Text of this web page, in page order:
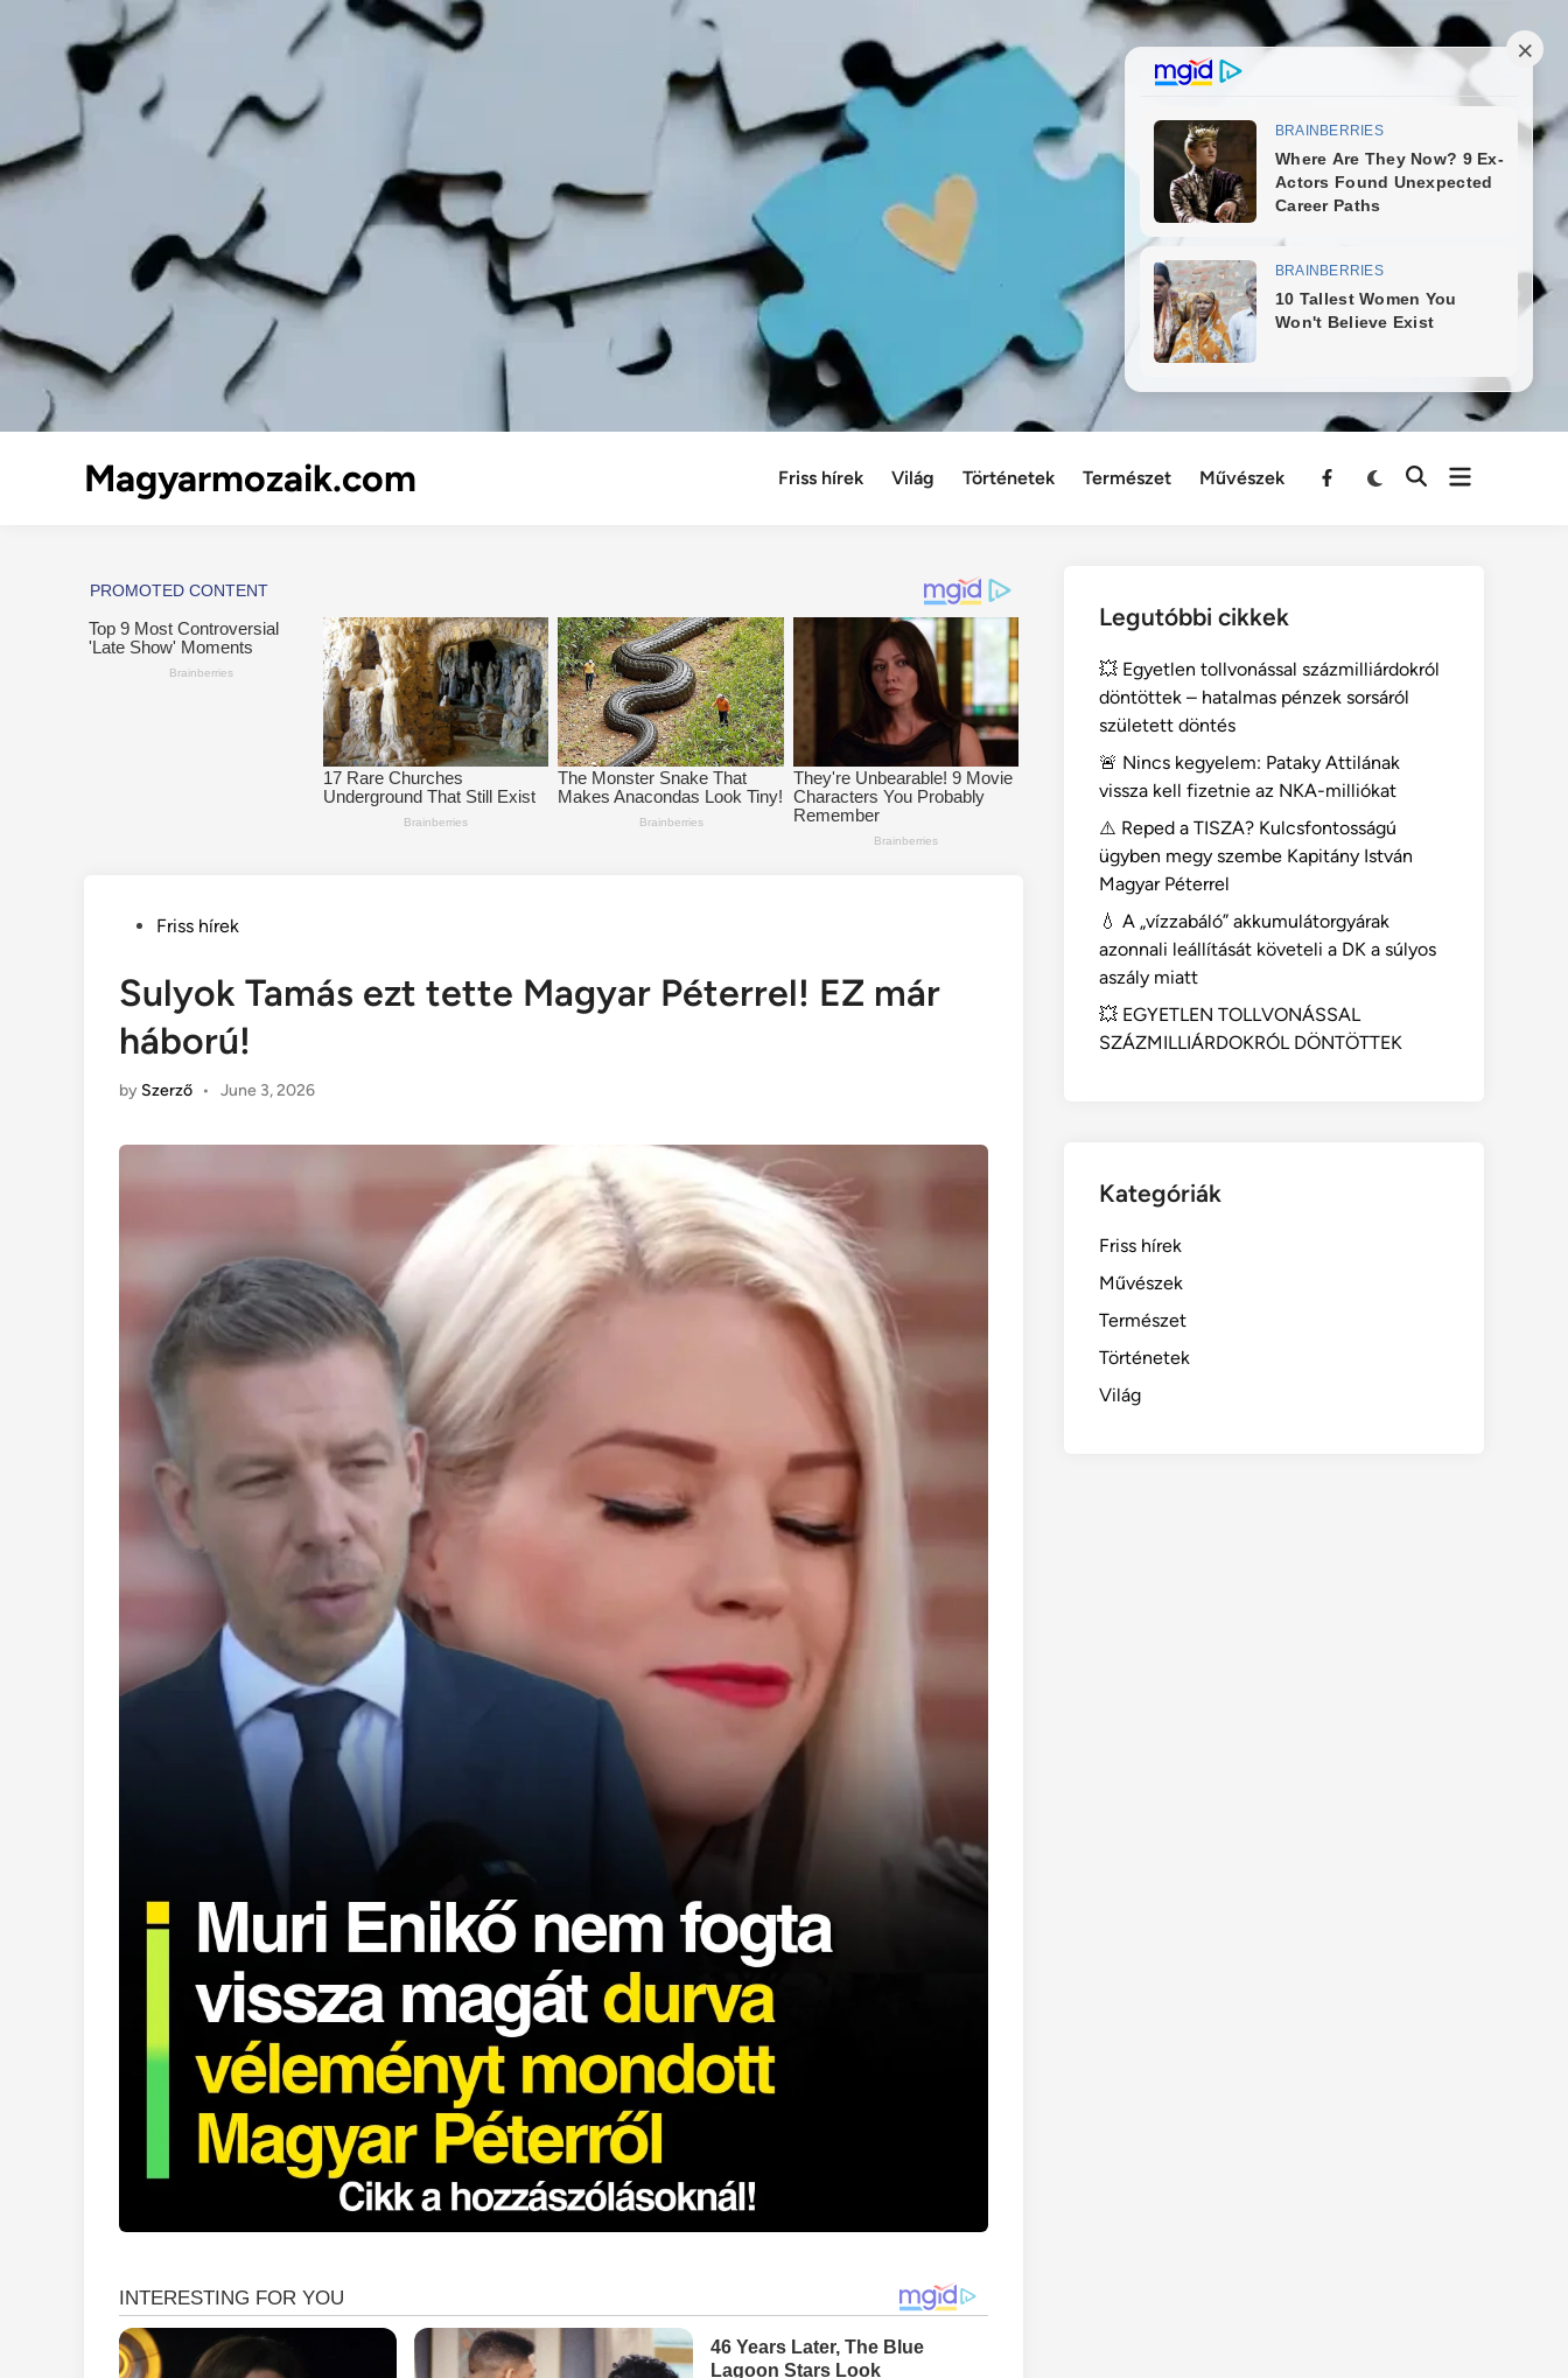
Magyarmozaik.com Friss hírek Világ Történetek Természet Művészek
Menu
PostedFriss hírek
Sulyok Tamás ezt tette Magyar Péterrel! EZ már
háború!
by Szerző • June 3, 2026
Legutóbbi cikkek
💥 Egyetlen tollvonással százmilliárdokról
döntöttek – hatalmas pénzek sorsáról
született döntés
🚨 Nincs kegyelem: Pataky Attilának
vissza kell fizetnie az NKA-milliókat
⚠️ Reped a TISZA? Kulcsfontosságú
ügyben megy szembe Kapitány István
Magyar Péterrel
💧 A „vízzabáló” akkumulátorgyárak
azonnali leállítását követeli a DK a súlyos
aszály miatt
💥 EGYETLEN TOLLVONÁSSAL
SZÁZMILLIÁRDOKRÓL DÖNTÖTTEK
Kategóriák
Friss hírek
Művészek
Természet
Történetek
Világ